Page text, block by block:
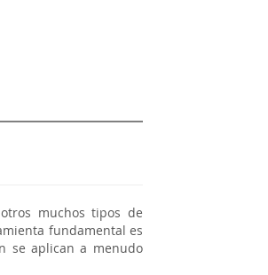
muchos tipos de
fundamental es
se aplican a menudo